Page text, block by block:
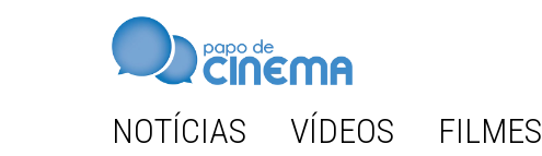
NOTÍCIAS VÍDEOS FILMES